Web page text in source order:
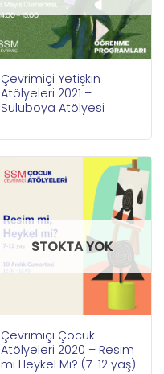
Çevrimiçi Yetişkin
Atölyeleri 2021 –
Suluboya Atölyesi
STOKTA YOK
Çevrimiçi Çocuk
Atölyeleri 2020 – Resim
mi Heykel Mi? (7-12 yaş)